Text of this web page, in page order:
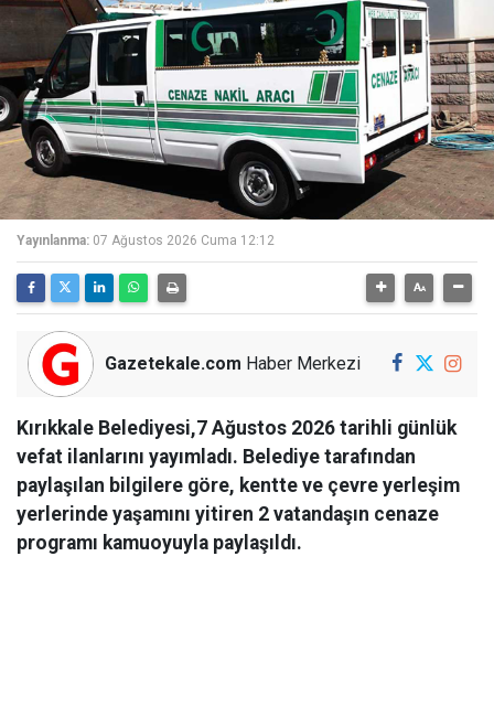
Yayınlanma: 07 Ağustos 2026 Cuma 12:12
Gazetekale.com Haber Merkezi
Kırıkkale Belediyesi,7 Ağustos 2026 tarihli günlük
vefat ilanlarını yayımladı. Belediye tarafından
paylaşılan bilgilere göre, kentte ve çevre yerleşim
yerlerinde yaşamını yitiren 2 vatandaşın cenaze
programı kamuoyuyla paylaşıldı.